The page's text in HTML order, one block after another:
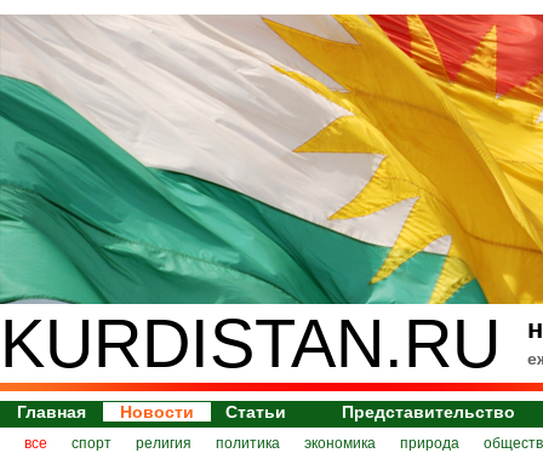
KURDISTAN.RU
Главная Новости Статьи Представительство
все спорт религия политика экономика природа